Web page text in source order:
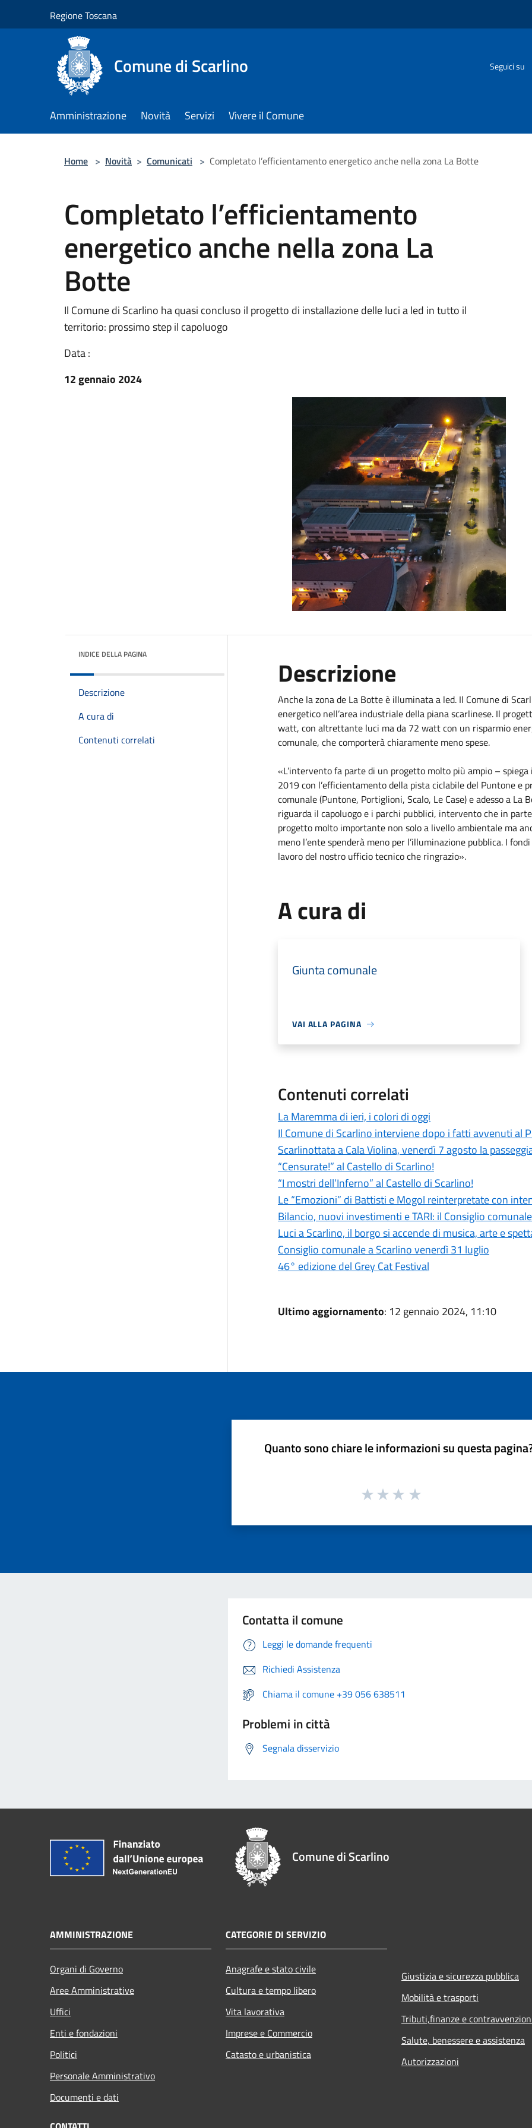
Regione Toscana
Comune di Scarlino Seguici su
Amministrazione Novità Servizi Vivere il Comune
Home > Novità > Comunicati > Completato l’efficientamento energetico anche nella zona La Botte
Completato l’efficientamento
energetico anche nella zona La
Botte
Il Comune di Scarlino ha quasi concluso il progetto di installazione delle luci a led in tutto il
territorio: prossimo step il capoluogo
Data :
12 gennaio 2024
INDICE DELLA PAGINA
Descrizione
A cura di
Contenuti correlati
Descrizione
Anche la zona de La Botte è illuminata a led. Il Comune di
energetico nell’area industriale della piana scarlinese. Il
watt, con altrettante luci ma da 72 watt con un risparmio
comunale, che comporterà chiaramente meno spese.
«L’intervento fa parte di un progetto molto più ampio –
2019 con l’efficientamento della pista ciclabile del Puntone
comunale (Puntone, Portiglioni, Scalo, Le Case) e adesso a La
riguarda il capoluogo e i parchi pubblici, intervento che in
progetto molto importante non solo a livello ambientale ma
meno l’ente spenderà meno per l’illuminazione pubblica. I
lavoro del nostro ufficio tecnico che ringrazio».
A cura di
Giunta comunale
VAI ALLA PAGINA
Contenuti correlati
La Maremma di ieri, i colori di oggi
Il Comune di Scarlino interviene dopo i fatti avvenuti al
Scarlinottata a Cala Violina, venerdì 7 agosto la
“Censurate!” al Castello di Scarlino!
“I mostri dell’Inferno” al Castello di Scarlino!
Le “Emozioni” di Battisti e Mogol reinterpretate con
Bilancio, nuovi investimenti e TARI: il Consiglio
Luci a Scarlino, il borgo si accende di musica, arte e
Consiglio comunale a Scarlino venerdì 31 luglio
46° edizione del Grey Cat Festival
Ultimo aggiornamento: 12 gennaio 2024, 11:10
Quanto sono chiare le informazioni su questa
Contatta il comune
Leggi le domande frequenti
Richiedi Assistenza
Chiama il comune +39 056 638511
Problemi in città
Segnala disservizio
Comune di Scarlino
AMMINISTRAZIONE
Organi di Governo
Aree Amministrative
Uffici
Enti e fondazioni
Politici
Personale Amministrativo
Documenti e dati
CATEGORIE DI SERVIZIO
Anagrafe e stato civile
Cultura e tempo libero
Vita lavorativa
Imprese e Commercio
Catasto e urbanistica
Giustizia e sicurezza pubblica
Mobilità e trasporti
Tributi,finanze e
Salute, benessere e assistenza
Autorizzazioni